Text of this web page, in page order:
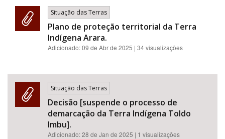
Situação das Terras
Plano de proteção territorial da Terra
Indígena Arara.
Adicionado:09 de Abr de 2025 | 34 visualizações
Situação das Terras
Decisão [suspende o processo de
demarcação da Terra Indígena Toldo
Imbu].
Adicionado:28 de Jan de 2025 | 1 visualizações